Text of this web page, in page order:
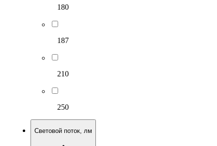
180
187
210
250
Световой поток, лм